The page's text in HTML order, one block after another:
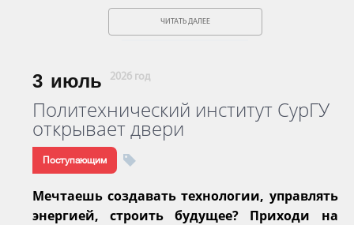
ЧИТАТЬ ДАЛЕЕ
3 июль 2026 год
Политехнический институт СурГУ
открывает двери
Поступающим
Мечтаешь создавать технологии, управлять
энергией, строить будущее? Приходи на